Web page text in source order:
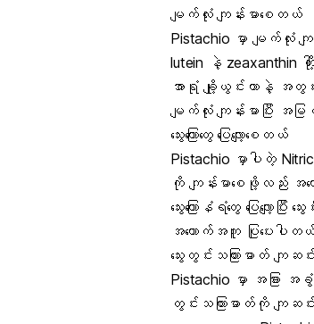
မျက်လုံး ကျန်းမာစေတယ်
Pistachio မှာ မျက်လုံး
lutein နဲ့ zeaxanthin
အာရုံ ချို့ယွင်းတာနဲ့ အတွ
မျက်လုံး ကျန်းမာပြီး အ
သွေးကြောတွေ ပြေလျော့စေတယ်
Pistachio မှာပါတဲ့ Nitric
ကို ကျန်းမာစေဖို့လည်း အ
သွေးကြောနံရံတွေ ပြေလျော့
အထောက်အကူ ပြုပေးပါတ
သွေးတွင်းသကြားဓာတ်ကျဆ
Pistachio မှာ အခြာ
တွင်းသကြားဓာတ်ကို ကျ